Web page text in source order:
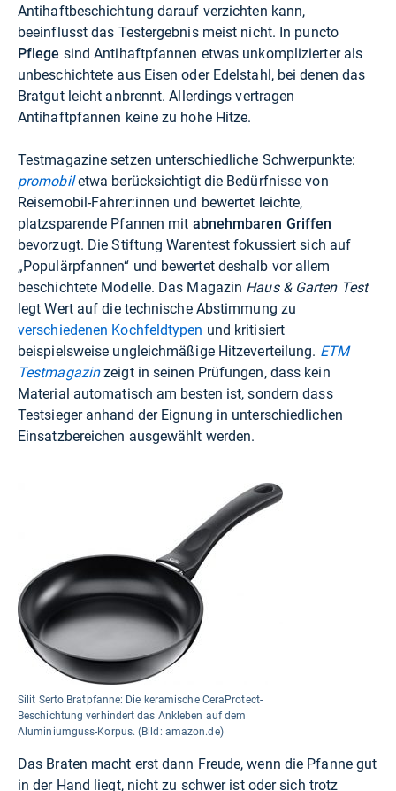
Antihaftbeschichtung darauf verzichten kann,
beeinflusst das Testergebnis meist nicht. In puncto
Pflege sind Antihaftpfannen etwas unkomplizierter als
unbeschichtete aus Eisen oder Edelstahl, bei denen das
Bratgut leicht anbrennt. Allerdings vertragen
Antihaftpfannen keine zu hohe Hitze.
Testmagazine setzen unterschiedliche Schwerpunkte:
promobiletwa berücksichtigt die Bedürfnisse von
Reisemobil-Fahrer:innen und bewertet leichte,
platzsparende Pfannen mit abnehmbaren Griffen
bevorzugt. Die Stiftung Warentest fokussiert sich auf
„Populärpfannen“ und bewertet deshalb vor allem
beschichtete Modelle. Das Magazin Haus & Garten Test
legt Wert auf die technische Abstimmung zu
verschiedenen Kochfeldtypen und kritisiert
beispielsweise ungleichmäßige Hitzeverteilung. ETM
Testmagazinzeigt in seinen Prüfungen, dass kein
Material automatisch am besten ist, sondern dass
Testsieger anhand der Eignung in unterschiedlichen
Einsatzbereichen ausgewählt werden.
Silit Serto Bratpfanne: Die keramische CeraProtect-
Beschichtung verhindert das Ankleben auf dem
Aluminiumguss-Korpus. (Bild: amazon.de)
Das Braten macht erst dann Freude, wenn die Pfanne gut
in der Hand liegt, nicht zu schwer ist oder sich trotz